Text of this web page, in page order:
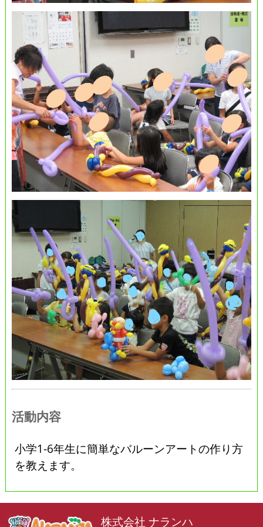
活動内容
小学1-6年生に簡単なバルーンアートの作り方
を教えます。
株式会社 ナランハ